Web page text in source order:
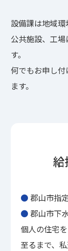
設備課は地域
公共施設、工
す。
何でもお申し
ます。
●郡山市
●郡山市下
個人の住宅
至るまで、